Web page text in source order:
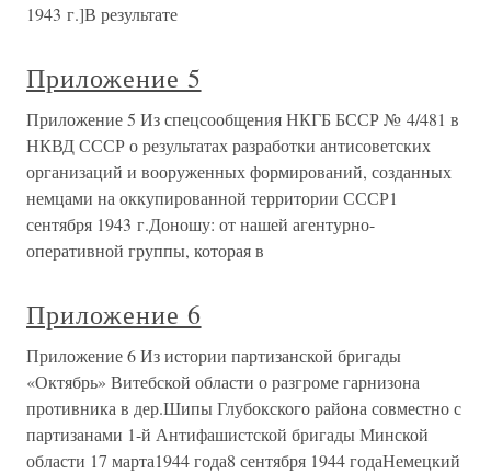
1943 г.]В результате
Приложение 5
Приложение 5 Из спецсообщения НКГБ БССР № 4/481 в
НКВД СССР о результатах разработки антисоветских
организаций и вооруженных формирований, созданных
немцами на оккупированной территории СССР1
сентября 1943 г.Доношу: от нашей агентурно-
оперативной группы, которая в
Приложение 6
Приложение 6 Из истории партизанской бригады
«Октябрь» Витебской области о разгроме гарнизона
противника в дер.Шипы Глубокского района совместно с
партизанами 1-й Антифашистской бригады Минской
области 17 марта1944 года8 сентября 1944 годаНемецкий